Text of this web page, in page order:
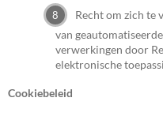
Recht om zich te
van
verwerkingen door
elektronische
Cookiebeleid